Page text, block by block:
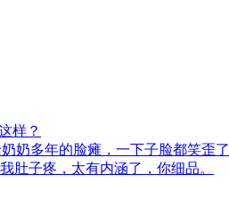
样？
奶多年的脸瘫，一下子脸都笑歪了
肚子疼，太有内涵了，你细品。